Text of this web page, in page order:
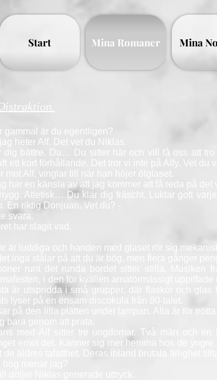
Start Mina Romaner Mina
gammal är du egentligen?
heter Alf. Det vet du Niklas.
dig bättre. Du… Du sitter här och vill få oss att
ett kort förhållande. Det tror vi inte på Alfy. Vet du
mot Alf, vinglar till när han höjer ölglaset.
har en känsla av att jag kommer att få reda på
Atletisk… Du klär dig fräscht. Luktar gott
En riktig Donjuan. Vet du? -
svara.
har slagit vad.
är luddiga och handen med glaset rör sig
inga stålar på att du är bög, men flera gånger
runt det runda bordet sitter stilla. Musiken
i den för kvällen amatörmässigt
är utspridda i små grupper, där flaskor och
lyser på en ensam discokula från 80-talet.
på den lilla plätten under lampan. Alla är för
bara genom att prata.
med Alf sitter tre ungdomar. Två män och en
emot det. Känner sig mer hemma hos de
de äldres tafatthet. Deras ibland brutala ärlighet
menar jag?
döljer Niklas generade uttryck.